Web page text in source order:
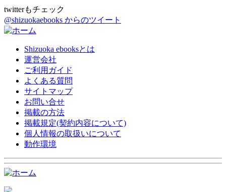
twitterもチェック
@shizuokaebooks からのツイート
Shizuoka ebooksとは
運営会社
ご利用ガイド
よくある質問
サイトマップ
お問い合せ
掲載の方法
掲載規定(契約内容について)
個人情報の取扱いについて
動作環境